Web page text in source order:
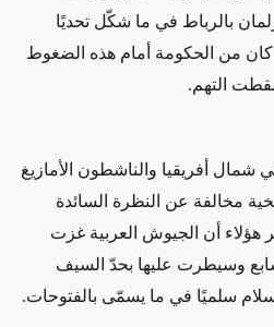
بالرباط في ما شكّل تحديًا
كان من الحكومة أمام هذه الضغوط
التهم.
شمال أفريقيا والناشطون الأمازيغ
مخالفة عن النظرة السائدة
هؤلاء أن الجيوش العربية غزت
وسيطرت عليها بحدّ السيف
سلميًا في ما يسمّى بالفتوحات.